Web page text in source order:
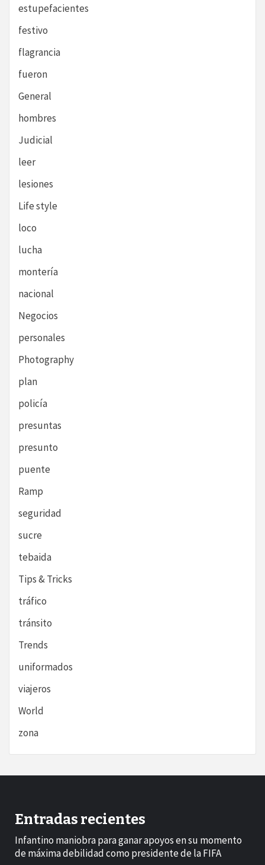
estupefacientes
festivo
flagrancia
fueron
General
hombres
Judicial
leer
lesiones
Life style
loco
lucha
montería
nacional
Negocios
personales
Photography
plan
policía
presuntas
presunto
puente
Ramp
seguridad
sucre
tebaida
Tips & Tricks
tráfico
tránsito
Trends
uniformados
viajeros
World
zona
Entradas recientes
Infantino maniobra para ganar apoyos en su momento
de máxima debilidad como presidente de la FIFA